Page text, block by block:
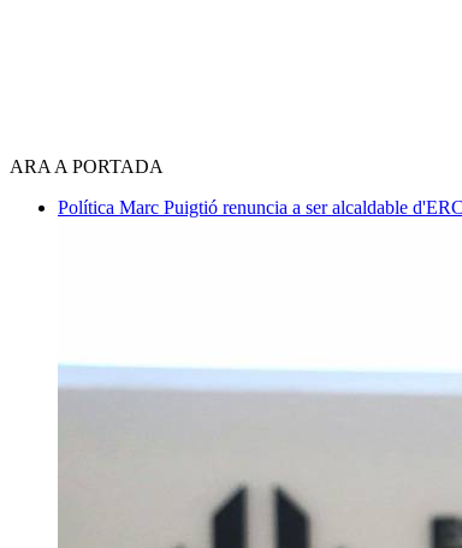
ARA A PORTADA
Política Marc Puigtió renuncia a ser alcaldable